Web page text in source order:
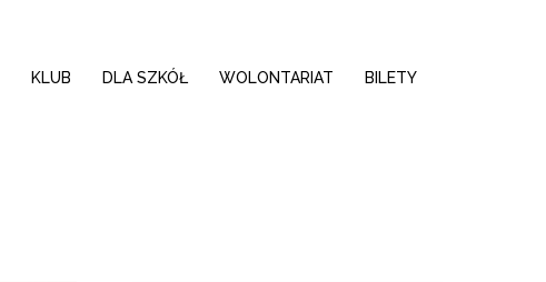
KLUB DLA SZKÓŁ WOLONTARIAT BILETY